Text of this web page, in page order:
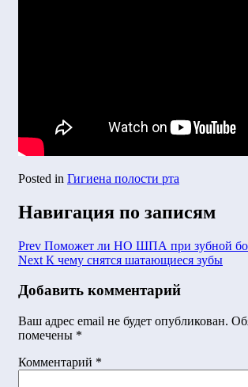
Posted in Гигиена полости рта
Навигация по записям
Prev Поможет ли НО ШПА при зубной
Next К чему снятся шатающиеся зубы
Добавить комментарий
Ваш адрес email не будет опубликован.
помечены *
Комментарий *